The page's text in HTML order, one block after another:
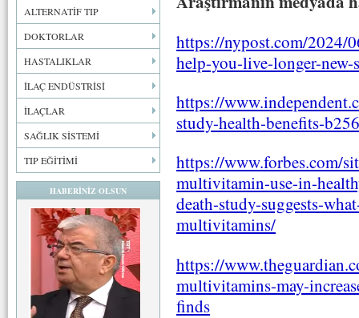
ALTERNATİF TIP
DOKTORLAR
HASTALIKLAR
İLAÇ ENDÜSTRİSİ
İLAÇLAR
SAĞLIK SİSTEMİ
TIP EĞİTİMİ
HABERİNİZ OLSUN
https://nypost.com/2024/
help-you-live-longer-new-
https://
study-health-benefits-
https://www.forbes.com/
multivitamin-use-in-
death-study-suggests-
multivitamins/
https://
multivitamins-may-
finds